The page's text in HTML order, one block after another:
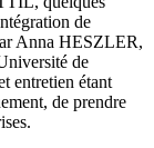
de
Anna HESZLER,
de
entretien étant
de prendre